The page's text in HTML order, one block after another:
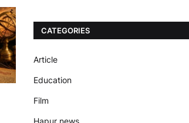
CATEGORIES
Article
Education
Film